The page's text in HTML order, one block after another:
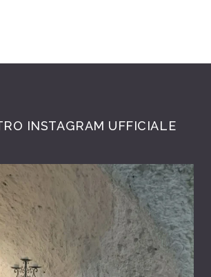
INSTAGRAM UFFICIALE